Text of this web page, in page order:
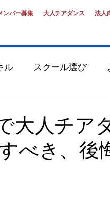
ンバー募集 大人チアダンス 法人
ル スクール選び
ードプレイス チアチ
大人チア
べき、後